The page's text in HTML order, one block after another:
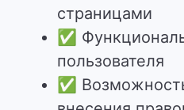
страницами
✅
пользователя
✅